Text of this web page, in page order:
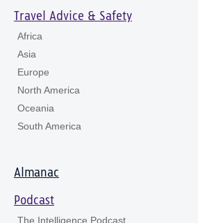
Travel Advice & Safety
Africa
Asia
Europe
North America
Oceania
South America
Almanac
Podcast
The Intelligence Podcast